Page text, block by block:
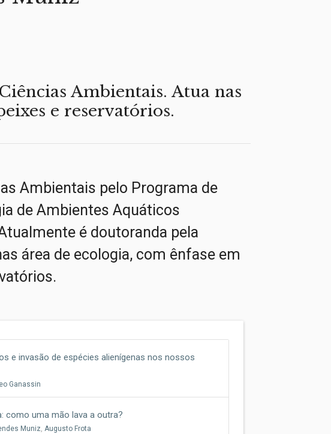
Ambientais. Atua nas
e reservatórios.
Ambientais pelo Programa de
de Ambientes Aquáticos
é doutoranda pela
área de ecologia, com ênfase em
e invasão de espécies alienígenas nos nossos
Ganassin
como uma mão lava a outra?
Muniz,Augusto Frota